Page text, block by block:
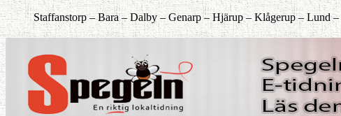
Staffanstorp –Bara –Dalby –Genarp –Hjärup –Klågerup –Lund –